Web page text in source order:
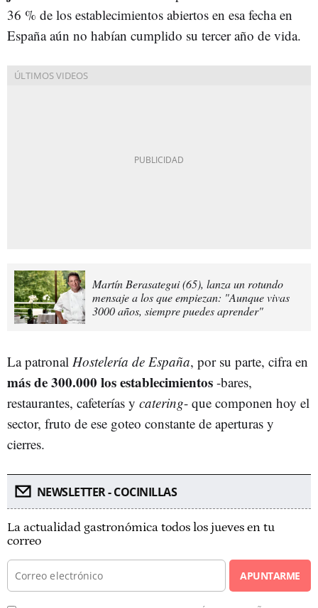
36 % de los establecimientos abiertos en esa fecha en
España aún no habían cumplido su tercer año de vida.
Martín Berasategui (65), lanza un rotundo
mensaje a los que empiezan: "Aunque vivas
3000 años, siempre puedes aprender"
La patronal Hostelería de España, por su parte, cifra en
más de 300.000 los establecimientos -bares,
restaurantes, cafeterías y catering- que componen hoy el
sector, fruto de ese goteo constante de aperturas y
cierres.
NEWSLETTER - COCINILLAS
La actualidad gastronómica todos los jueves en tu
correo
APUNTARME